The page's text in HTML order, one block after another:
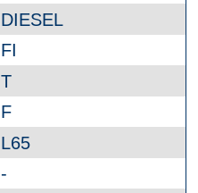
DIESEL
FI
T
F
L65
-